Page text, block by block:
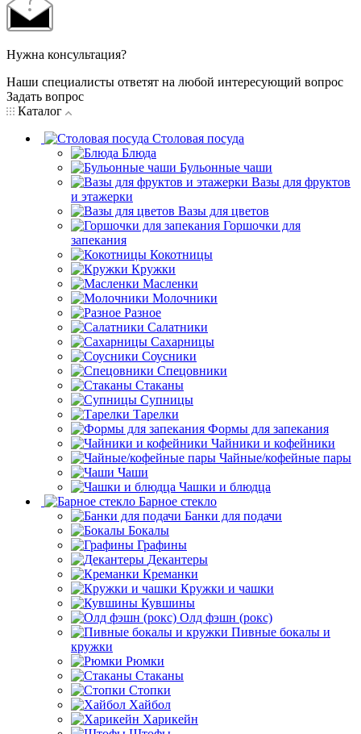
Нужна консультация?
Наши специалисты ответят на любой интересующий вопрос
Задать вопрос
Каталог
Столовая посуда
Блюда
Бульонные чаши
Вазы для фруктов
и этажерки
Вазы для цветов
Горшочки для
запекания
Кокотницы
Кружки
Масленки
Молочники
Разное
Салатники
Сахарницы
Соусники
Спецовники
Стаканы
Супницы
Тарелки
Формы для запекания
Чайники и кофейники
Чайные/кофейные пары
Чаши
Чашки и блюдца
Барное стекло
Банки для подачи
Бокалы
Графины
Декантеры
Креманки
Кружки и чашки
Кувшины
Олд фэшн (рокс)
Пивные бокалы и
кружки
Рюмки
Стаканы
Стопки
Хайбол
Харикейн